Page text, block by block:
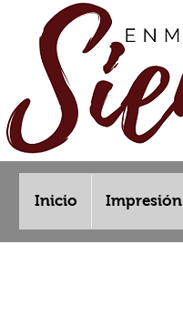
Inicio Impresión